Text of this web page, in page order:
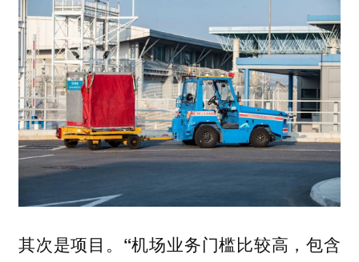
其次是项目。 “机场业务门槛比较高，包含